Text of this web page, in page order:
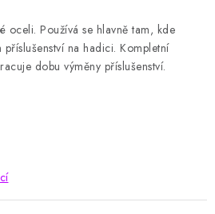
oceli. Používá se hlavně tam, kde
na hadici. Kompletní
dobu výměny příslušenství.